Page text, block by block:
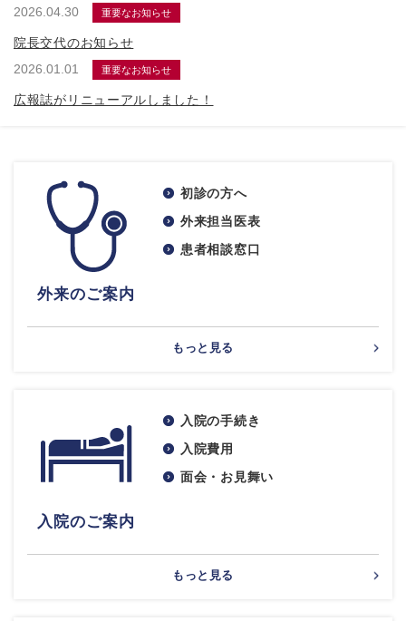
2026.04.30
重要なお知らせ
院長交代のお知らせ
2026.01.01
重要なお知らせ
広報誌がリニューアルしました！
外来のご案内
初診の方へ
外来担当医表
患者相談窓口
もっと見る
入院のご案内
入院の手続き
入院費用
面会・お見舞い
もっと見る